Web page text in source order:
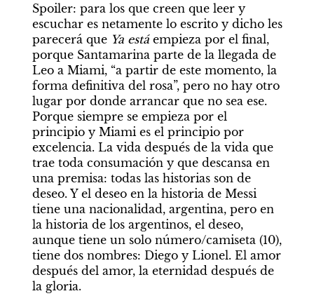
Spoiler: para los que creen que leer y
escuchar es netamente lo escrito y dicho les
parecerá que Ya está empieza por el final,
porque Santamarina parte de la llegada de
Leo a Miami, “a partir de este momento, la
forma definitiva del rosa”, pero no hay otro
lugar por donde arrancar que no sea ese.
Porque siempre se empieza por el
principio y Miami es el principio por
excelencia. La vida después de la vida que
trae toda consumación y que descansa en
una premisa: todas las historias son de
deseo. Y el deseo en la historia de Messi
tiene una nacionalidad, argentina, pero en
la historia de los argentinos, el deseo,
aunque tiene un solo número/camiseta (10),
tiene dos nombres: Diego y Lionel. El amor
después del amor, la eternidad después de
la gloria.